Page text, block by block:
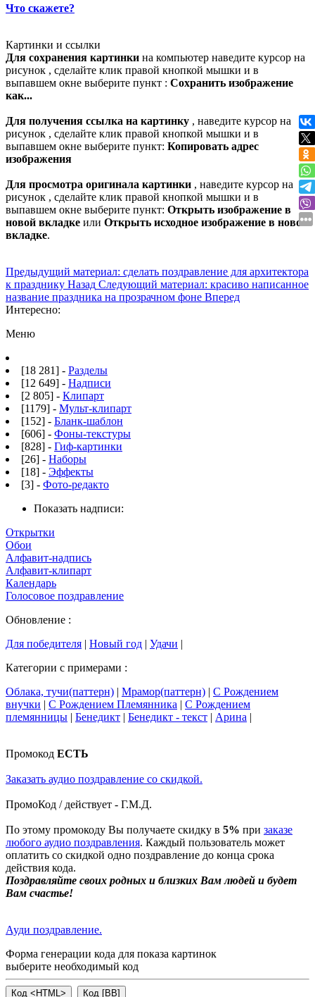
Что скажете?
Картинки и ссылки
Для сохранения картинки на компьютер наведите курсор на
рисунок , сделайте клик правой кнопкой мышки и в
выпавшем окне выберите пункт : Сохранить изображение
как...
Для получения ссылка на картинку , наведите курсор на
рисунок , сделайте клик правой кнопкой мышки и в
выпавшем окне выберите пункт: Копировать адрес
изображения
Для просмотра оригинала картинки , наведите курсор на
рисунок , сделайте клик правой кнопкой мышки и в
выпавшем окне выберите пункт: Открыть изображение в
новой вкладке или Открыть исходное изображение в новой
вкладке.
Предыдущий материал: сделать поздравление для архитектора
к празднику Назад Следующий материал: красиво написанное
название праздника на прозрачном фоне Вперед
Интересно:
Меню
[18 281] - Разделы
[12 649] - Надписи
[2 805] - Клипарт
[1179] - Мульт-клипарт
[152] - Бланк-шаблон
[606] - Фоны-текстуры
[828] - Гиф-картинки
[26] - Наборы
[18] - Эффекты
[3] - Фото-редакто
Показать надписи:
Открытки
Обои
Алфавит-надпись
Алфавит-клипарт
Календарь
Голосовое поздравление
Обновление :
Для победителя | Новый год | Удачи |
Категории с примерами :
Облака, тучи(паттерн) | Мрамор(паттерн) | С Рождением
внучки | С Рождением Племянника | С Рождением
племянницы | Бенедикт | Бенедикт - текст | Арина |
Промокод ЕСТЬ
Заказать аудио поздравление со скидкой.
ПромоКод / действует - Г.М.Д.
По этому промокоду Вы получаете скидку в 5% при заказе
любого аудио поздравления. Каждый пользователь может
оплатить со скидкой одно поздравление до конца срока
действия кода.
Поздравляйте своих родных и близких Вам людей и будет
Вам счастье!
Ауди поздравление.
Форма генерации кода для показа картинок
выберите необходимый код